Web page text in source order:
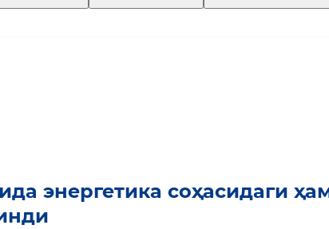
энергетика соҳасидаги